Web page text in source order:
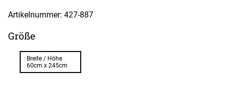
Artikelnummer: 427-887
Größe
Breite / Höhe
60cm x 245cm